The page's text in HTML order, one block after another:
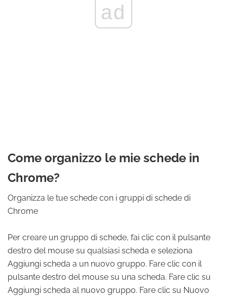
ad
Come organizzo le mie schede in
Chrome?
Organizza le tue schede con i gruppi di schede di
Chrome
Per creare un gruppo di schede, fai clic con il pulsante
destro del mouse su qualsiasi scheda e seleziona
Aggiungi scheda a un nuovo gruppo. Fare clic con il
pulsante destro del mouse su una scheda. Fare clic su
Aggiungi scheda al nuovo gruppo. Fare clic su Nuovo